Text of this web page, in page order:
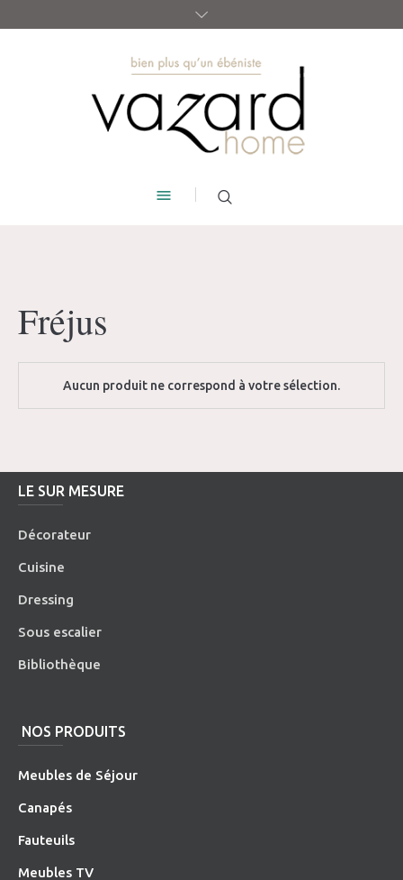
Fréjus
Aucun produit ne correspond à votre sélection.
LE SUR MESURE
Décorateur
Cuisine
Dressing
Sous escalier
Bibliothèque
NOS PRODUITS
Meubles de Séjour
Canapés
Fauteuils
Meubles TV